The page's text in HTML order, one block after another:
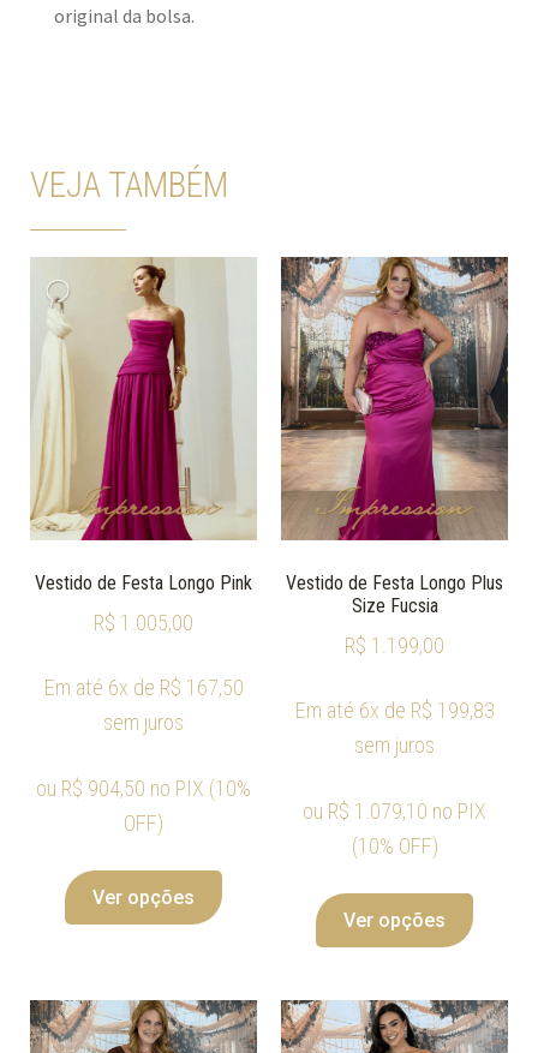
original da bolsa.
VEJA TAMBÉM
Vestido de Festa Longo Pink
R$ 1.005,00
Em até 6x de R$ 167,50
sem juros
ou R$ 904,50 no PIX (10%
OFF)
Ver opções
Vestido de Festa Longo Plus
Size Fucsia
R$ 1.199,00
Em até 6x de R$ 199,83
sem juros
ou R$ 1.079,10 no PIX
(10% OFF)
Ver opções